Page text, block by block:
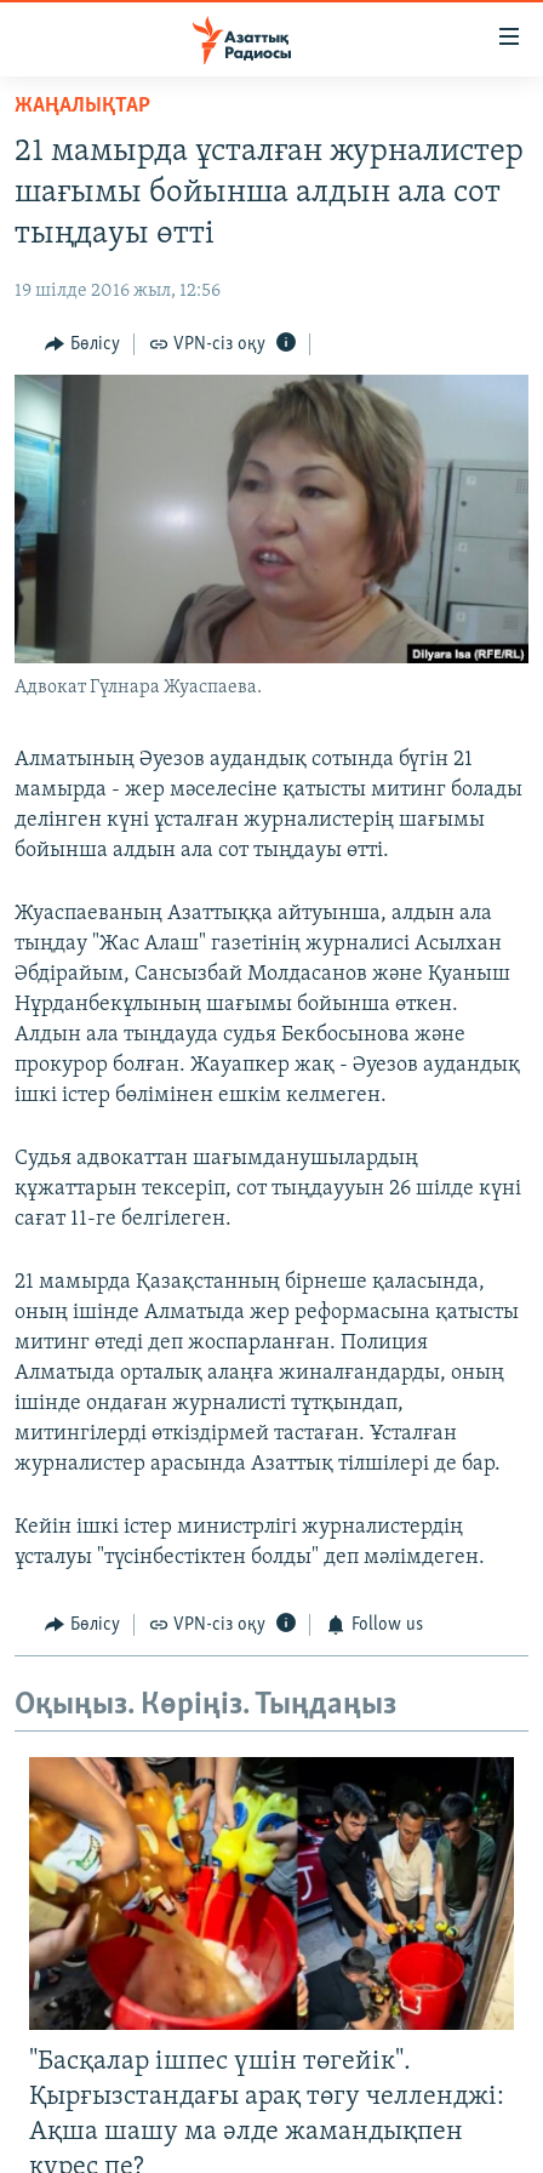
Skip
main
content
main
to
Search
АДАМ ҚҰҚЫҚТАРЫ
ӘЛЕУМЕТ
ӘЛЕМ
АРНАЙЫ ЖОБАЛАР
Русский
Басқа тілдерде
ЖАҢАЛЫҚТАР
21 мамырда ұсталған журналистер
шағымы бойынша алдын ала сот
тыңдауы өтті
19 шілде 2016 жыл, 12:56
Бөлісу VPN-сіз оқу
Адвокат Гүлнара Жуаспаева.
Алматының Әуезов аудандық сотында бүгін 21
мамырда - жер мәселесіне қатысты митинг болады
делінген күні ұсталған журналистерің шағымы
бойынша алдын ала сот тыңдауы өтті.
Жуаспаеваның Азаттыққа айтуынша, алдын ала
тыңдау "Жас Алаш" газетінің журналисі Асылхан
Әбдірайым, Сансызбай Молдасанов және Қуаныш
Нұрданбекұлының шағымы бойынша өткен.
Алдын ала тыңдауда судья Бекбосынова және
прокурор болған. Жауапкер жақ - Әуезов аудандық
ішкі істер бөлімінен ешкім келмеген.
Судья адвокаттан шағымданушылардың
құжаттарын тексеріп, сот тыңдаууын 26 шілде күні
сағат 11-ге белгілеген.
21 мамырда Қазақстанның бірнеше қаласында,
оның ішінде Алматыда жер реформасына қатысты
митинг өтеді деп жоспарланған. Полиция
Алматыда орталық алаңға жиналғандарды, оның
ішінде ондаған журналисті тұтқындап,
митингілерді өткіздірмей тастаған. Ұсталған
журналистер арасында Азаттық тілшілері де бар.
Кейін ішкі істер министрлігі журналистердің
ұсталуы "түсінбестіктен болды" деп мәлімдеген.
Бөлісу VPN-сіз оқу Follow us
Оқыңыз. Көріңіз. Тыңдаңыз
"Басқалар ішпес үшін төгейік".
Қырғызстандағы арақ төгу челленджі:
Ақша шашу ма әлде жамандықпен